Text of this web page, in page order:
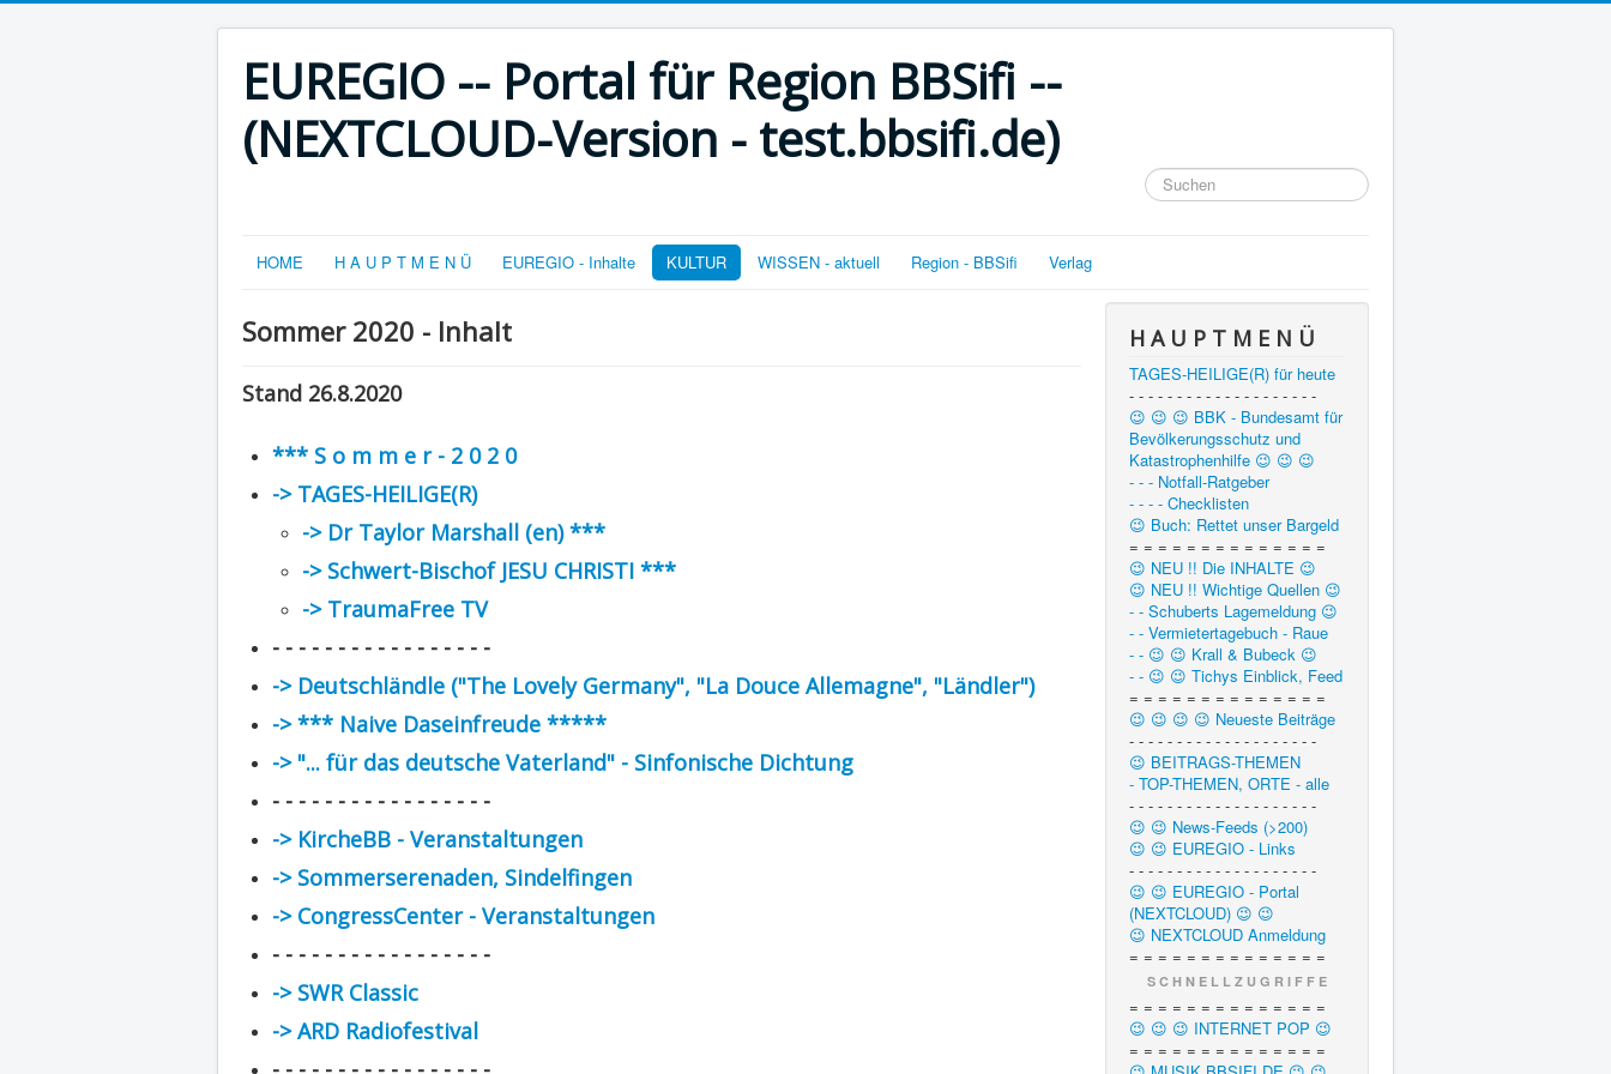
EUREGIO -- Portal für Region BBSifi --
(NEXTCLOUD-Version - test.bbsifi.de)
Suchen
...
HOME H A U P T M E N Ü EUREGIO - Inhalte KULTUR WISSEN - aktuell Region - BBSifi Verlag
Sommer 2020 - Inhalt
Stand 26.8.2020
*** S o m m e r - 2 0 2 0
-> TAGES-HEILIGE(R)
-> Dr Taylor Marshall (en) ***
-> Schwert-Bischof JESU CHRISTI ***
-> TraumaFree TV
- - - - - - - - - - - - - - - - -
-> Deutschländle ("The Lovely Germany", "La Douce Allemagne", "Ländler")
-> *** Naive Daseinfreude *****
-> "... für das deutsche Vaterland" - Sinfonische Dichtung
- - - - - - - - - - - - - - - - -
-> KircheBB - Veranstaltungen
-> Sommerserenaden, Sindelfingen
-> CongressCenter - Veranstaltungen
- - - - - - - - - - - - - - - - -
-> SWR Classic
-> ARD Radiofestival
H A U P T M E N Ü
TAGES-HEILIGE(R) für heute
- - - - - - - - - - - - - - - - - - - -
😉 😉 😉 BBK - Bundesamt für
Bevölkerungsschutz und
Katastrophenhilfe 😉 😉 😉
- - - Notfall-Ratgeber
- - - - Checklisten
😉 Buch: Rettet unser Bargeld
= = = = = = = = = = = = = =
😉 NEU !! Die INHALTE 😉
😉 NEU !! Wichtige Quellen 😉
- - Schuberts Lagemeldung 😉
- - Vermietertagebuch - Raue
- - 😉 😉 Krall & Bubeck 😉
- - 😉 😉 Tichys Einblick, Feed
= = = = = = = = = = = = = =
😉 😉 😉 😉 Neueste Beiträge
- - - - - - - - - - - - - - - - - - - -
😉 BEITRAGS-THEMEN
- TOP-THEMEN, ORTE - alle
- - - - - - - - - - - - - - - - - - - -
😉 😉 News-Feeds (>200)
😉 😉 EUREGIO - Links
- - - - - - - - - - - - - - - - - - - -
😉 😉 EUREGIO - Portal
(NEXTCLOUD) 😉 😉
😉 NEXTCLOUD Anmeldung
= = = = = = = = = = = = = =
S C H N E L L Z U G R I F F E
= = = = = = = = = = = = = =
😉 😉 😉 INTERNET POP 😉
= = = = = = = = = = = = = =